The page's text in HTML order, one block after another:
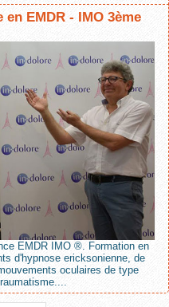
EMDR - IMO 3ème
EMDR IMO ®. Formation en
d'hypnose ericksonienne, de
oculaires de type